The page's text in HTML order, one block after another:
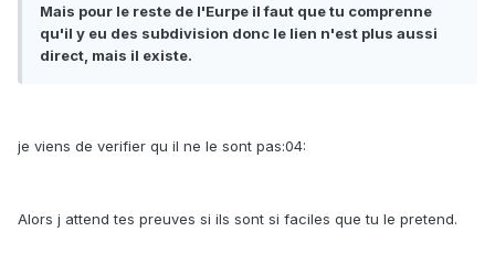
Mais pour le reste de l'Eurpe il faut que tu comprenne
qu'il y eu des subdivision donc le lien n'est plus aussi
direct, mais il existe.
je viens de verifier qu il ne le sont pas:04:
Alors j attend tes preuves si ils sont si faciles que tu le pretend.